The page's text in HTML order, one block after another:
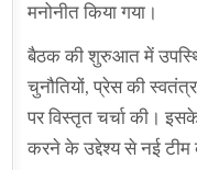
मनोनीत किया गया।
बैठक की शुरुआत में
चुनौतियों, प्रेस की
पर विस्तृत चर्चा की।
करने के उद्देश्य से नई टीम